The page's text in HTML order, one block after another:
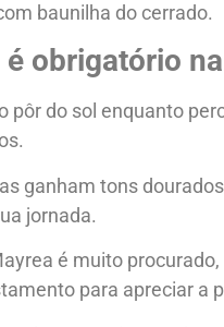
baunilha do cerrado.
obrigatório
pôr do sol enquanto
ganham tons
jornada.
é muito
para apreciar a